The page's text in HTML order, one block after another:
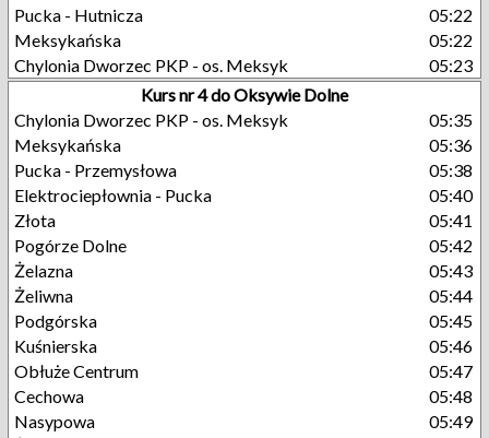
Pucka - Hutnicza
05:22
Meksykańska
05:22
Chylonia Dworzec PKP - os. Meksyk
05:23
Kurs nr 4 do Oksywie Dolne
Chylonia Dworzec PKP - os. Meksyk
05:35
Meksykańska
05:36
Pucka - Przemysłowa
05:38
Elektrociepłownia - Pucka
05:40
Złota
05:41
Pogórze Dolne
05:42
Żelazna
05:43
Żeliwna
05:44
Podgórska
05:45
Kuśnierska
05:46
Obłuże Centrum
05:47
Cechowa
05:48
Nasypowa
05:49